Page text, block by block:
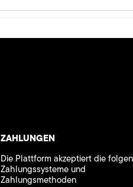
ZAHLUNGEN
Die Plattform akzeptiert die
Zahlungssysteme und
Zahlungsmethoden